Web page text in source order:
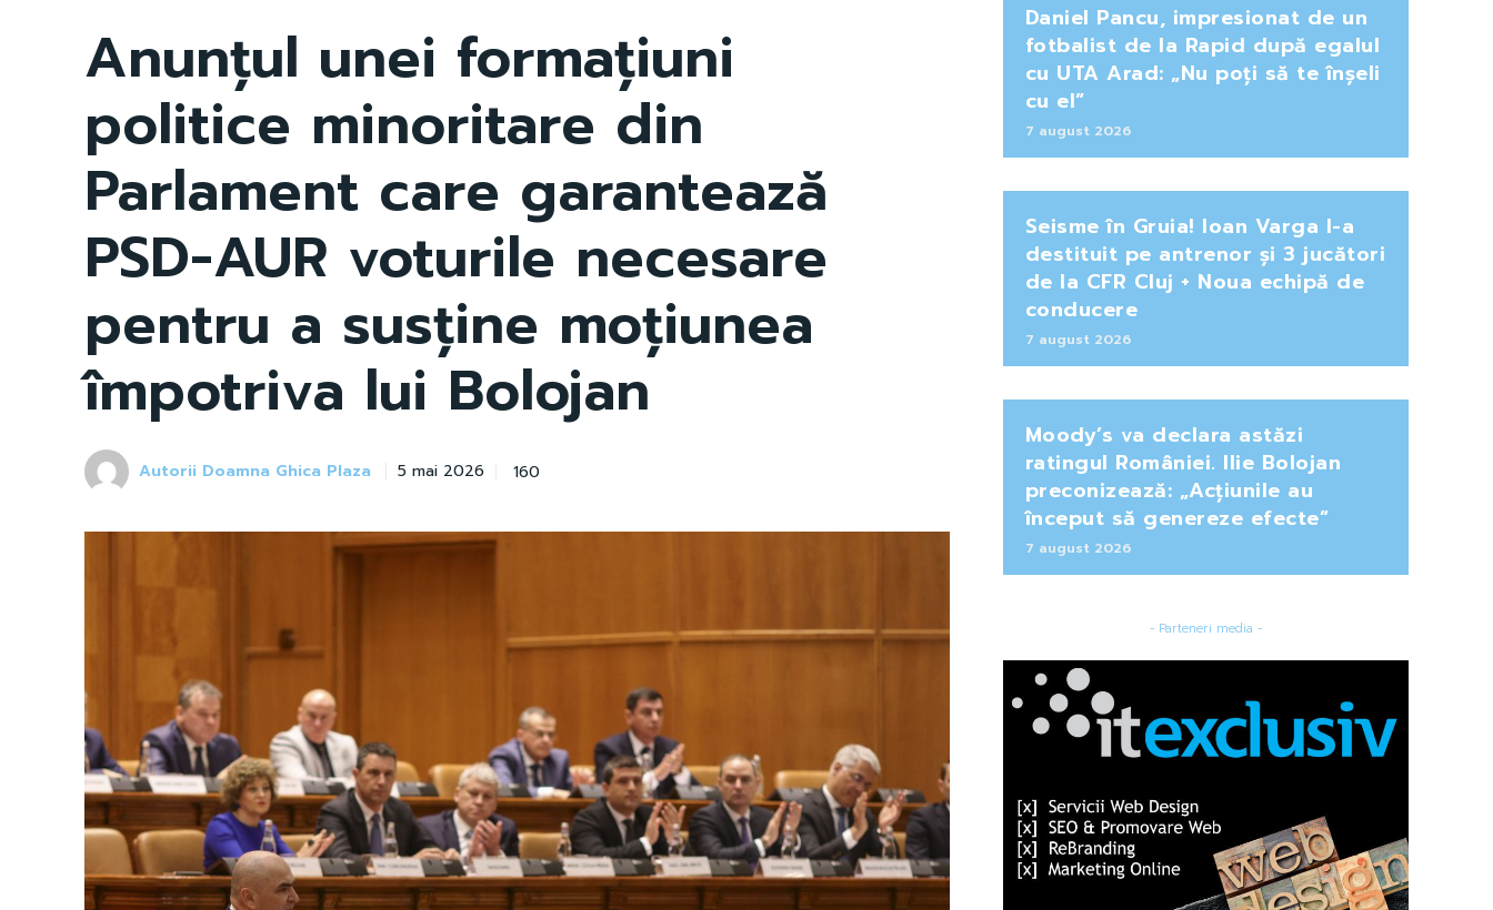
Anunțul unei formațiuni
politice minoritare din
Parlament care garantează
PSD-AUR voturile necesare
pentru a susține moțiunea
împotriva lui Bolojan
Autorii Doamna Ghica Plaza 5 mai 2026 160
Daniel Pancu, impresionat de un
fotbalist de la Rapid după egalul
cu UTA Arad: „Nu poți să te înșeli
cu el”
7 august 2026
Seisme în Gruia! Ioan Varga l-a
destituit pe antrenor și 3 jucători
de la CFR Cluj + Noua echipă de
conducere
7 august 2026
Moody’s va declara astăzi
ratingul României. Ilie Bolojan
preconizează: „Acțiunile au
început să genereze efecte”
7 august 2026
- Parteneri media -